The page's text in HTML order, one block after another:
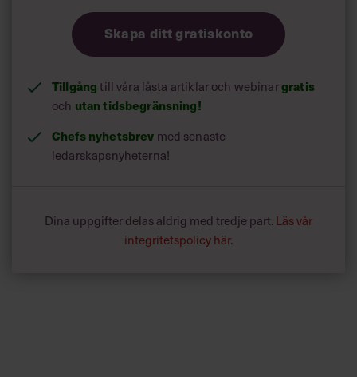
Skapa ditt gratiskonto
Tillgångtill våra låsta artiklar och webinargratis
och utan tidsbegränsning!
Chefs nyhetsbrev med senaste
ledarskapsnyheterna!
Dina uppgifter delas aldrig med tredje part. Läs vår
integritetspolicy här.